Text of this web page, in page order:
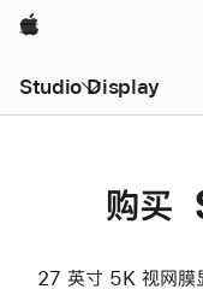
Apple
Studio Display
购买
27 英寸 5K 视网膜